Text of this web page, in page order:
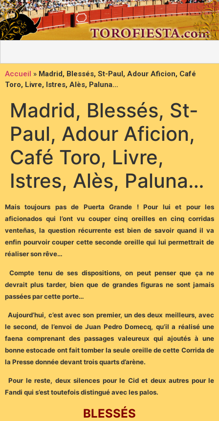
Accueil » Madrid, Blessés, St-Paul, Adour Aficion, Café
Toro, Livre, Istres, Alès, Paluna…
Madrid, Blessés, St-
Paul, Adour Aficion,
Café Toro, Livre,
Istres, Alès, Paluna…
Mais toujours pas de Puerta Grande ! Pour lui et pour les
aficionados qui l’ont vu couper cinq oreilles en cinq corridas
venteñas, la question récurrente est bien de savoir quand il va
enfin pourvoir couper cette seconde oreille qui lui permettrait de
réaliser son rêve…
Compte tenu de ses dispositions, on peut penser que ça ne
devrait plus tarder, bien que de grandes figuras ne sont jamais
passées par cette porte…
Aujourd’hui, c’est avec son premier, un des deux meilleurs, avec
le second, de l’envoi de Juan Pedro Domecq, qu’il a réalisé une
faena comprenant des passages valeureux qui ajoutés à une
bonne estocade ont fait tomber la seule oreille de cette Corrida de
la Presse donnée devant trois quarts d’arène.
Pour le reste, deux silences pour le Cid et deux autres pour le
Fandi qui s’est toutefois distingué avec les palos.
BLESSÉS